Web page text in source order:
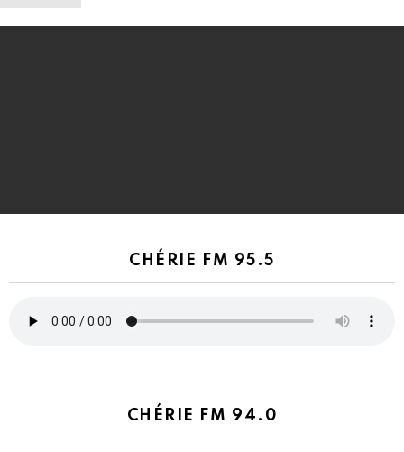
CHÉRIE FM 95.5
CHÉRIE FM 94.0